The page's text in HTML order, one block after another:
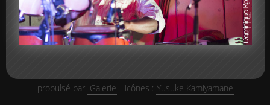
propulsé par iGalerie - icônes : Yusuke Kamiyamane